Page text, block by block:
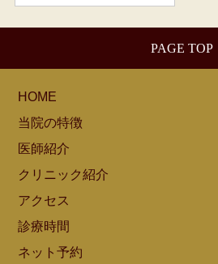
PAGE TOP
HOME
当院の特徴
医師紹介
クリニック紹介
アクセス
診療時間
ネット予約